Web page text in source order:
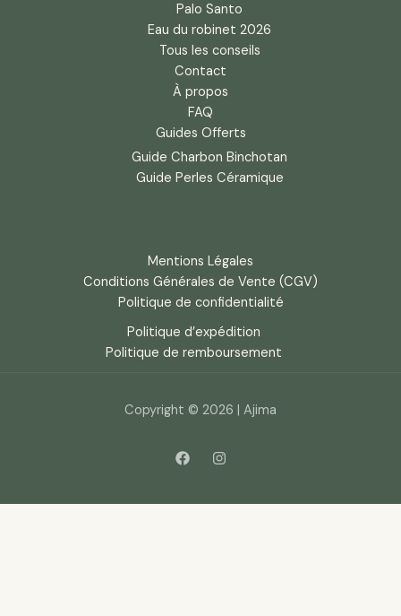
Palo Santo
Eau du robinet 2026
Tous les conseils
Contact
À propos
FAQ
Guides Offerts
Guide Charbon Binchotan
Guide Perles Céramique
Mentions Légales
Conditions Générales de Vente (CGV)
Politique de confidentialité
Politique d’expédition
Politique de remboursement
Copyright © 2026 | Ajima